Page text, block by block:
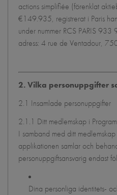
actions simplifiée (förenklat
€149.935, registrerat i Paris
under nummer RCS PARIS
adress: 4 rue de Ventadour,
2. Vilka personuppgifter
2.1 Insamlade personuppgifter
2.1.1 Ditt medlemskap i
I samband med ditt
applikationen samlar och
personuppgiftsansvarig endast
Dina personliga identitets-